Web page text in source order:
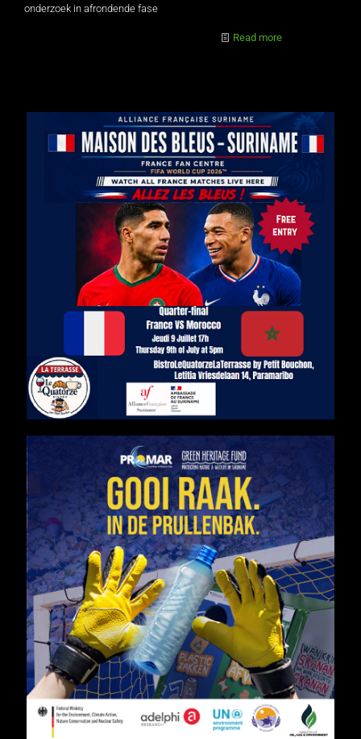
onderzoek in afrondende fase
Read more